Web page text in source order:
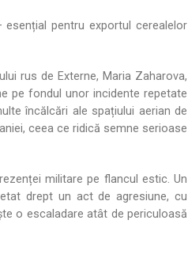
pentru exportul cerealelor
rus de Externe, Maria Zaharova,
pe fondul unor incidente repetate
încălcări ale spațiului aerian de
ceea ce ridică semne serioase
militare pe flancul estic. Un
drept un act de agresiune, cu
o escaladare atât de periculoasă